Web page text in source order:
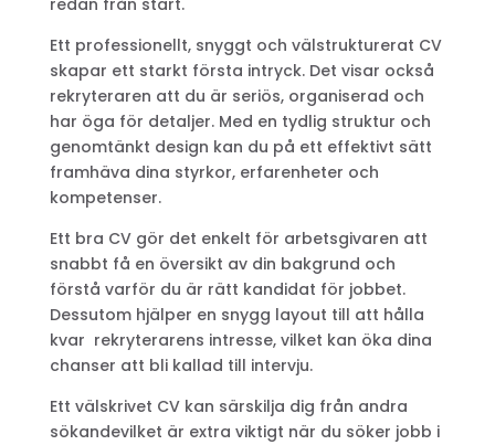
redan från start.
Ett professionellt, snyggt och välstrukturerat CV
skapar ett starkt första intryck. Det visar också
rekryteraren att du är seriös, organiserad och
har öga för detaljer. Med en tydlig struktur och
genomtänkt design kan du på ett effektivt sätt
framhäva dina styrkor, erfarenheter och
kompetenser.
Ett bra CV gör det enkelt för arbetsgivaren att
snabbt få en översikt av din bakgrund och
förstå varför du är rätt kandidat för jobbet.
Dessutom hjälper en snygg layout till att hålla
kvar rekryterarens intresse, vilket kan öka dina
chanser att bli kallad till intervju.
Ett välskrivet CV kan särskilja dig från andra
sökandevilket är extra viktigt när du söker jobb i